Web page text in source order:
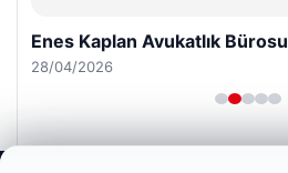
Enes Kaplan Avukatlık Bürosu
28/04/2026